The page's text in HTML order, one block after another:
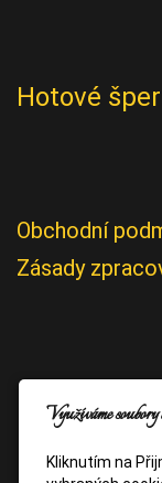
Hotové
Obchodní
Zásady
Využíváme soubory
Kliknutím na